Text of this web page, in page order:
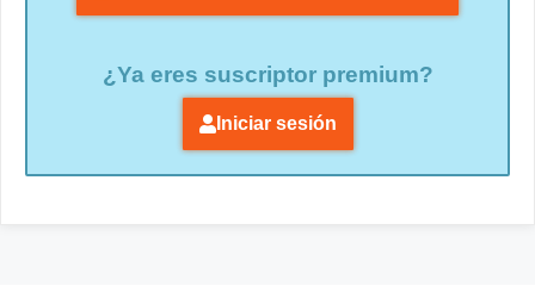
¿Ya eres suscriptor premium?
Iniciar sesión